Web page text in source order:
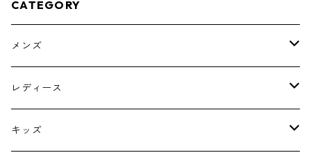
CATEGORY
メンズ
トップス
ボトムス
レディース
トップス
キッズ